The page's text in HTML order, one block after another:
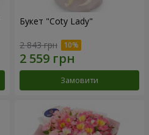
Букет "Coty Lady"
2 843 грн
Замовити